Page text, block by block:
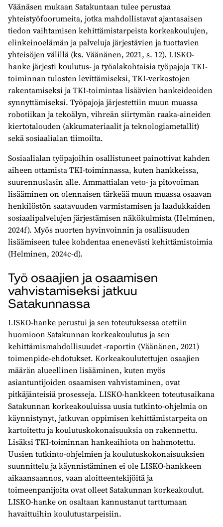
Väänäsen mukaan Satakuntaan tulee perustaa
yhteistyöfoorumeita, jotka mahdollistavat ajantasaisen
tiedon vaihtamisen kehittämistarpeista korkeakoulujen,
elinkeinoelämän ja palveluja järjestävien ja tuottavien
yhteisöjen välillä (ks. Väänänen, 2021, s. 12). LISKO-
hanke järjesti koulutus- ja työalakohtaisia työpajoja TKI-
toiminnan tulosten levittämiseksi, TKI-verkostojen
rakentamiseksi ja TKI-toimintaa lisäävien hankeideoiden
synnyttämiseksi. Työpajoja järjestettiin muun muassa
robotiikan ja tekoälyn, vihreän siirtymän raaka-aineiden
kiertotalouden (akkumateriaalit ja teknologiametallit)
sekä sosiaalialan tiimoilta.
Sosiaalialan työpajoihin osallistuneet painottivat kahden
aiheen ottamista TKI-toiminnassa, kuten hankkeissa,
suurennuslasin alle. Ammattialan veto- ja pitovoiman
lisääminen on olennaisen tärkeää muun muassa osaavan
henkilöstön saatavuuden varmistamisen ja laadukkaiden
sosiaalipalvelujen järjestämisen näkökulmista (Helminen,
2024f). Myös nuorten hyvinvoinnin ja osallisuuden
lisäämiseen tulee kohdentaa enenevästi kehittämistoimia
(Helminen, 2024c-d).
Työ osaajien ja osaamisen
vahvistamiseksi jatkuu
Satakunnassa
LISKO-hanke perustui ja sen toteutuksessa otettiin
huomioon Satakunnan korkeakoulutus ja sen
kehittämismahdollisuudet -raportin (Väänänen, 2021)
toimenpide-ehdotukset. Korkeakoulutettujen osaajien
määrän alueellinen lisääminen, kuten myös
asiantuntijoiden osaamisen vahvistaminen, ovat
pitkäjänteisiä prosesseja. LISKO-hankkeen toteutusaikana
Satakunnan korkeakouluissa uusia tutkinto-ohjelmia on
käynnistynyt, jatkuvan oppimisen kehittämistarpeita on
kartoitettu ja koulutuskokonaisuuksia on rakennettu.
Lisäksi TKI-toiminnan hankeaihiota on hahmotettu.
Uusien tutkinto-ohjelmien ja koulutuskokonaisuuksien
suunnittelu ja käynnistäminen ei ole LISKO-hankkeen
aikaansaannos, vaan aloitteentekijöitä ja
toimeenpanijoita ovat olleet Satakunnan korkeakoulut.
LISKO-hanke on osaltaan kannustanut tarttumaan
havaittuihin koulutustarpeisiin.